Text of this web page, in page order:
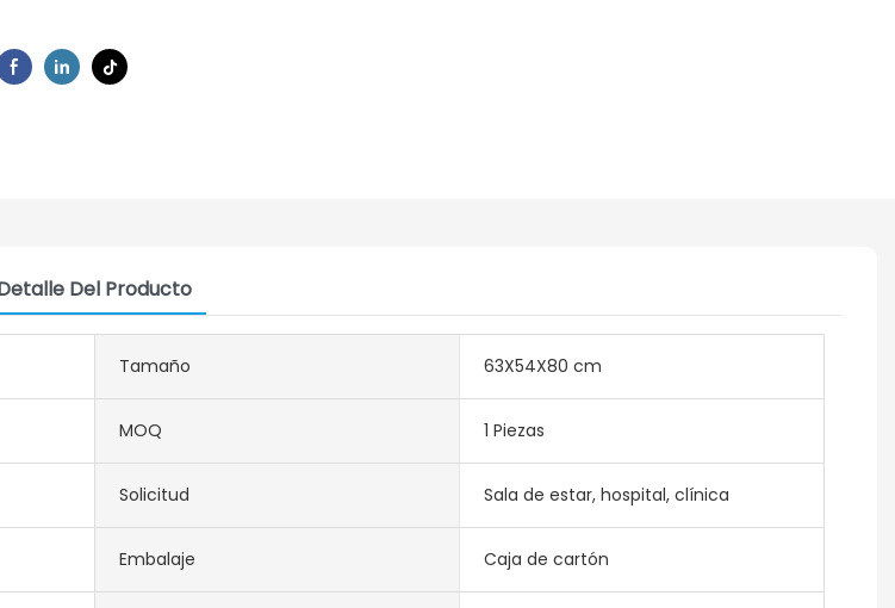
Del Producto
Tamaño 63X54X80 cm
MOQ 1 Piezas
Solicitud Sala de estar, hospital, clínica
Embalaje Caja de cartón